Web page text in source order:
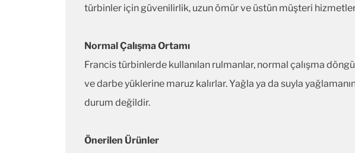
türbinler için güvenilirlik, uzun ömür ve üstün müşteri
Normal Çalışma Ortamı
Francis türbinlerde kullanılan rulmanlar, normal çalışma
ve darbe yüklerine maruz kalırlar. Yağla ya da suyla
durum değildir.
Önerilen Ürünler